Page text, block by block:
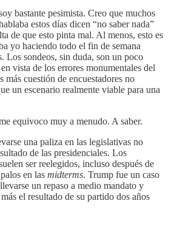
bastante pesimista. Creo que muchos
estos días dicen “no saber nada”
de que esto pinta mal. Al menos, esto es
yo haciendo todo el fin de semana
Los sondeos, sin duda, son un poco
vista de los errores monumentales del
más cuestión de encuestadores no
un escenario realmente viable para una
equivoco muy a menudo. A saber.
una paliza en las legislativas no
de las presidenciales. Los
ser reelegidos, incluso después de
en las midterms. Trump fue un caso
un repaso a medio mandato y
el resultado de su partido dos años